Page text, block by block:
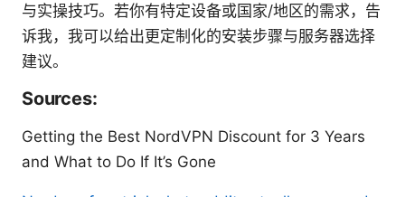
与实操技巧。若你有特定设备或国家/地区的需求，告
诉我，我可以给出更定制化的安装步骤与服务器选择
建议。
Sources:
Getting the Best NordVPN Discount for 3 Years
and What to Do If It’s Gone